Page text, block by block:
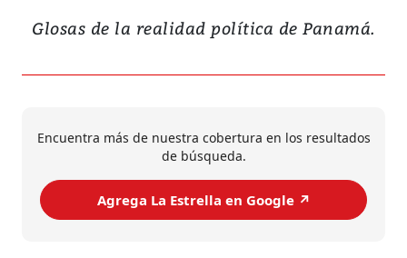
Glosas de la realidad política de Panamá.
Encuentra más de nuestra cobertura en los resultados
de búsqueda.
Agrega La Estrella en Google ↗️